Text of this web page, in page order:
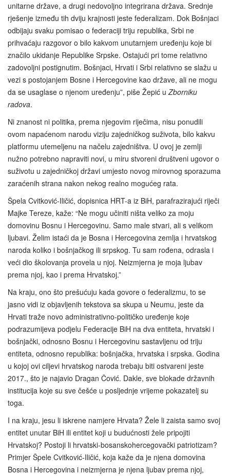
unitarne države, a drugi nedovoljno integrirana država. Srednje
rješenje između tih dviju krajnosti jeste federalizam. Dok Bošnjaci
odbijaju svaku pomisao o federaciji triju republika, Srbi ne
prihvaćaju razgovor o bilo kakvom unutarnjem uređenju koje bi
značilo ukidanje Republike Srpske. Ostajući pri tome relativno
zadovoljni postignutim. Bošnjaci, Hrvati i Srbi relativno se slažu u
vezi s postojanjem Bosne i Hercegovine kao države, ali ne mogu
da se usaglase o njenom uređenju”, piše Žepić uZborniku
radova.
Ni znanost ni politika, prema njegovim riječima, nisu ponudili
ovom napaćenom narodu viziju zajedničkog suživota, bilo kakvu
platformu utemeljenu na načelu zajedništva. U ovoj je zemlji
nužno potrebno napraviti novi, u miru stvoreni društveni ugovor o
suživotu u zajedničkoj državi umjesto novog mirovnog sporazuma
zaraćenih strana nakon nekog realno mogućeg rata.
Špela Cvitković-Iličić, dopisnica HRT-a iz BiH, parafrazirajući riječi
Majke Tereze, kaže: “Ne mogu učiniti ništa veliko za moju
domovinu Bosnu i Hercegovinu. Samo male stvari, ali s velikom
ljubavi. Želim istaći da je Bosna i Hercegovina zemlja i hrvatskog
naroda koliko i bošnjačkog ili srpskog. Tu sam rođena, odrasla i
veći dio školovanja provela u njoj. Neizmjerna je moja ljubav
prema njoj, kao i prema Hrvatskoj.”
Na kraju, ono što prešućuju kada govore o federalizmu, to se
jasno vidi iz objavljenih tekstova sa skupa u Neumu, jeste da
Hrvati traže novo administrativno-političko uređenje koje
podrazumijeva podjelu Federacije BiH na dva entiteta, hrvatski i
bošnjački, odnosno Bosnu i Hercegovinu sastavljenu od triju
entiteta, odnosno republika: bošnjačka, hrvatska i srpska. Godina
u kojoj ovi ciljevi hrvatskog naroda trebaju biti ostvareni jeste
2017., što je najavio Dragan Čović. Dakle, sve blokade državnih
institucija koje su sve češće u posljednje vrijeme pokazatelj su
toga.
I na kraju, jesu li iskrene namjere Hrvata? Žele li zaista samo svoj
entitet unutar BiH ili entitet koji u budućnosti žele pripojiti
Hrvatskoj? Postoji li hrvatski‑bosanskohercegovački patriotizam?
Primjer Špele Cvitković-Iličić, koja kaže da je njena domovina
Bosna i Hercegovina i neizmjerna je njena ljubav prema njoj,